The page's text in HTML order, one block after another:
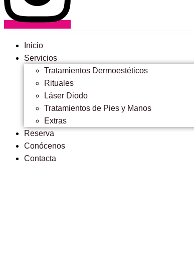
Inicio
Servicios
Tratamientos Dermoestéticos
Rituales
Láser Diodo
Tratamientos de Pies y Manos
Extras
Reserva
Conócenos
Contacta